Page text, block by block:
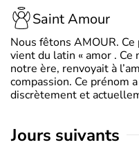
Saint Amour
Nous fêtons AMOUR.
vient du latin « amor . Ce
notre ère, renvoyait à
compassion. Ce prénom
discrètement et
jours suivants